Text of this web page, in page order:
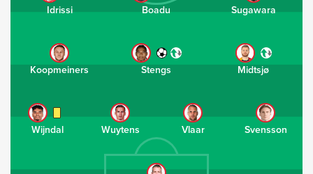
Svensson
Vlaar
Wuytens
Wijndal
Midtsjø
Stengs
Koopmeiners
Sugawara
Boadu
Idrissi